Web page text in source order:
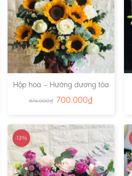
Hộp hoa – Hướng dương tỏa
nắng – Ms:2230
874.000₫ 700.000₫
-13%